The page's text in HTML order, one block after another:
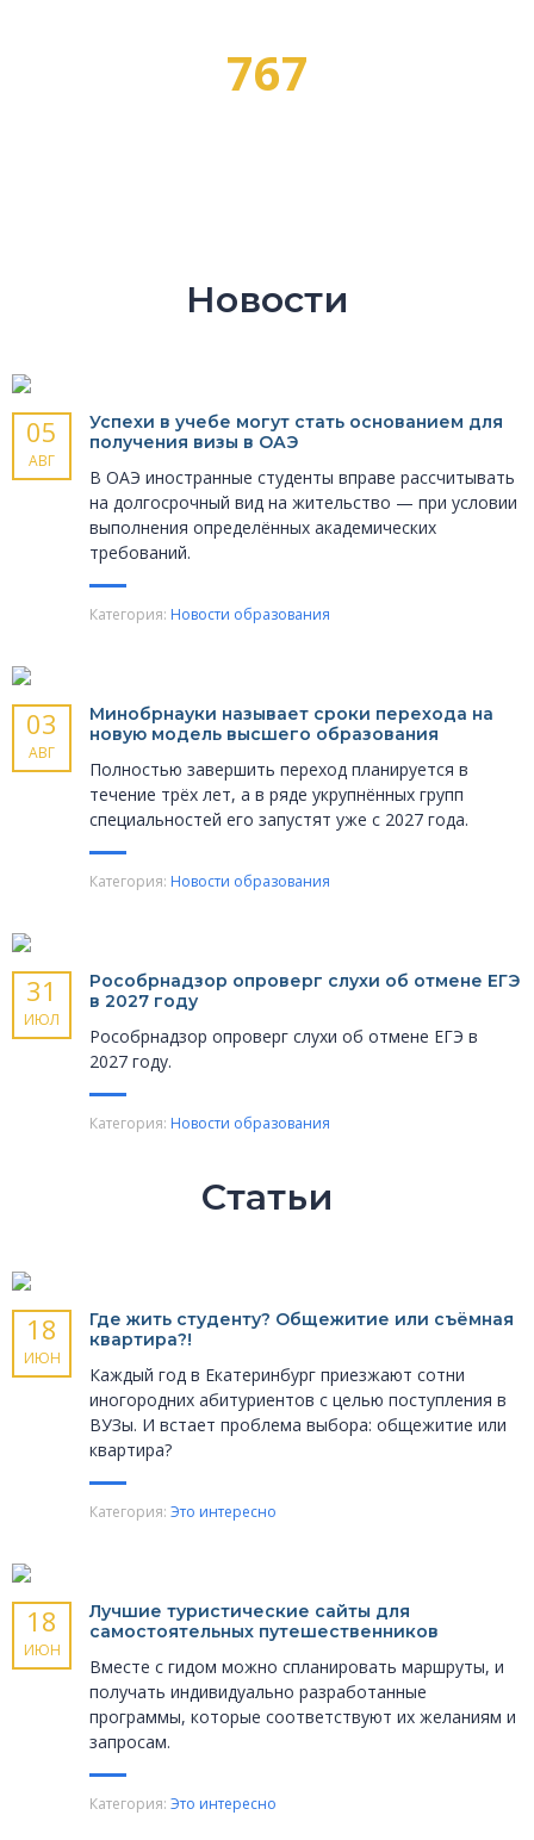
767
Новости
05
АВГ
Успехи в учебе могут стать основанием для
получения визы в ОАЭ
В ОАЭ иностранные студенты вправе рассчитывать
на долгосрочный вид на жительство — при условии
выполнения определённых академических
требований.
Категория: Новости образования
03
АВГ
Минобрнауки называет сроки перехода на
новую модель высшего образования
Полностью завершить переход планируется в
течение трёх лет, а в ряде укрупнённых групп
специальностей его запустят уже с 2027 года.
Категория: Новости образования
31
ИЮЛ
Рособрнадзор опроверг слухи об отмене ЕГЭ
в 2027 году
Рособрнадзор опроверг слухи об отмене ЕГЭ в
2027 году.
Категория: Новости образования
Статьи
18
ИЮН
Где жить студенту? Общежитие или съёмная
квартира?!
Каждый год в Екатеринбург приезжают сотни
иногородних абитуриентов с целью поступления в
ВУЗы. И встает проблема выбора: общежитие или
квартира?
Категория: Это интересно
18
ИЮН
Лучшие туристические сайты для
самостоятельных путешественников
Вместе с гидом можно спланировать маршруты, и
получать индивидуально разработанные
программы, которые соответствуют их желаниям и
запросам.
Категория: Это интересно